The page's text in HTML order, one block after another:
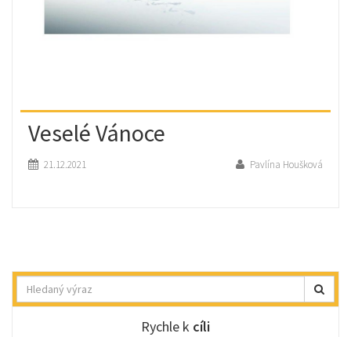
Veselé Vánoce
Pavlína Houšková
21.12.2021
Hledat
Rychle k cíli